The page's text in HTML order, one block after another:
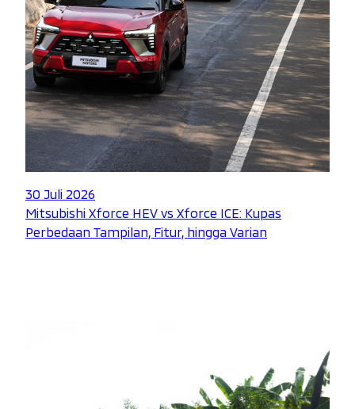
30 Juli 2026
Mitsubishi Xforce HEV vs Xforce ICE: Kupas
Perbedaan Tampilan, Fitur, hingga Varian